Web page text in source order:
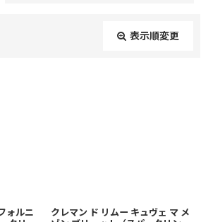
表示順変更
ォルニ
クレマン ド リムー キュヴェ マ メ